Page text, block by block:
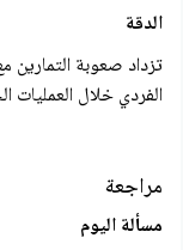
الدقة
تزداد صعوبة
الفردي خلال العمليات
مراجعة
مسألة اليوم